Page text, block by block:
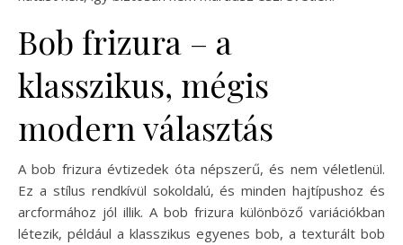
Bob frizura – a
klasszikus, mégis
modern választás
A bob frizura évtizedek óta népszerű, és nem véletlenül.
Ez a stílus rendkívül sokoldalú, és minden hajtípushoz és
arcformához jól illik. A bob frizura különböző variációkban
létezik, például a klasszikus egyenes bob, a texturált bob